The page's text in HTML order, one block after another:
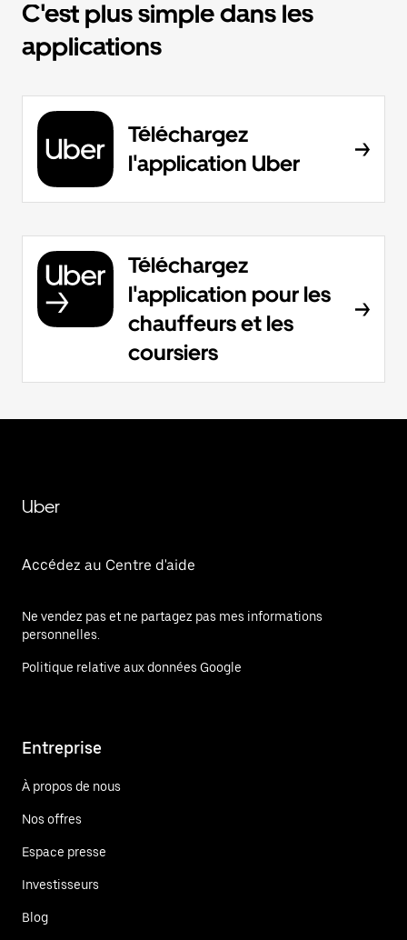
C'est plus simple dans les
applications
Téléchargez
l'application Uber
Téléchargez
l'application pour les
chauffeurs et les
coursiers
Uber
Accédez au Centre d'aide
Ne vendez pas et ne partagez pas mes informations
personnelles.
Politique relative aux données Google
Entreprise
À propos de nous
Nos offres
Espace presse
Investisseurs
Blog